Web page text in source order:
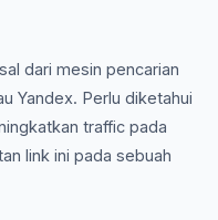
dari mesin pencarian
Yandex. Perlu diketahui
traffic pada
link ini pada sebuah